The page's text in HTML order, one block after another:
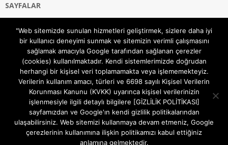
SAYFALAR
Gizlilik ve Çerezler (Cookies) Politikası
Hakkımızda
İletişim Kanalları
MODEM KURULUM
TEKNİK DESTEK
TELEVİZYON SİSTEMLERİ
"Web sitemizde sunulan hizmetleri geliştirmek, sizlere daha iyi
bir kullanıcı deneyimi sunmak ve sitemizin verimli çalışmasını
sağlamak amacıyla Google tarafından sağlanan çerezler
(cookies) kullanılmaktadır. Kendi sistemlerimizde doğrudan
herhangi bir kişisel veri toplamamakta veya işlememekteyiz.
Verilerin kullanım amacı, türleri ve 6698 sayılı Kişisel Verilerin
Korunması Kanunu (KVKK) uyarınca kişisel verilerinizin
işlenmesiyle ilgili detaylı bilgilere [GİZLİLİK POLİTİKASI]
sayfamızdan ve Google'ın kendi gizlilik politikalarından
ulaşabilirsiniz. Web sitemizi kullanmaya devam etmeniz, Google
çerezlerinin kullanımına ilişkin politikamızı kabul ettiğiniz
anlamına gelmektedir.